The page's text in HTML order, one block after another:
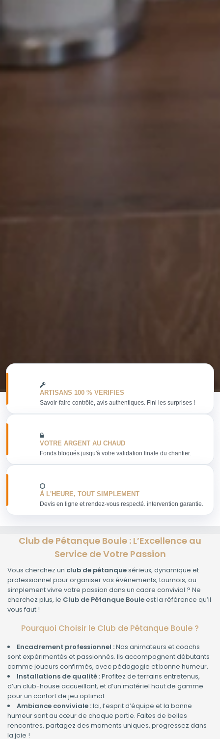
ARTISANS 100 % VERIFIES
Savoir-faire contrôlé, avis authentiques. Fini les surprises !
VOTRE ARGENT AU CHAUD
Fonds bloqués jusqu'à votre validation finale du chantier.
À L'HEURE, TOUT SIMPLEMENT
Devis en ligne et rendez-vous respecté. intervention garantie.
Club de Pétanque Boule : L’Excellence au
Service de Votre Passion
Vous cherchez un club de pétanquesérieux, dynamique et
professionnel pour organiser vos événements, tournois, ou
simplement vivre votre passion dans un cadre convivial ? Ne
cherchez plus, le Club de Pétanque Bouleest la référence qu’il
vous faut !
Pourquoi Choisir le Club de Pétanque Boule ?
Encadrement professionnel :Nos animateurs et coachs
sont expérimentés et passionnés. Ils accompagnent débutants
comme joueurs confirmés, avec pédagogie et bonne humeur.
Installations de qualité :Profitez de terrains entretenus,
d’un club-house accueillant, et d’un matériel haut de gamme
pour un confort de jeu optimal.
Ambiance conviviale :Ici, l’esprit d’équipe et la bonne
humeur sont au cœur de chaque partie. Faites de belles
rencontres, partagez des moments uniques, progressez dans
la joie !